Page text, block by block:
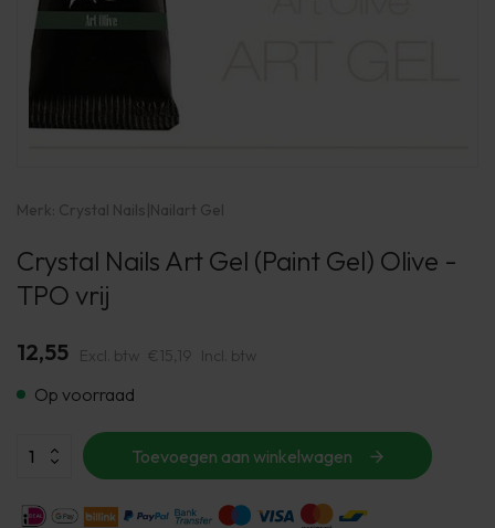
Merk: Crystal Nails|Nailart Gel
Crystal Nails Art Gel (Paint Gel) Olive -
TPO vrij
12,55 Excl. btw €15,19 Incl. btw
Op voorraad
Toevoegen aan winkelwagen